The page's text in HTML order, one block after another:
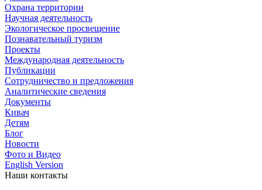
Охрана территории
Научная деятельность
Экологическое просвещение
Познавательный туризм
Проекты
Международная деятельность
Публикации
Сотрудничество и предложения
Аналитические сведения
Документы
Кивач
Детям
Блог
Новости
Фото и Видео
English Version
Наши контакты